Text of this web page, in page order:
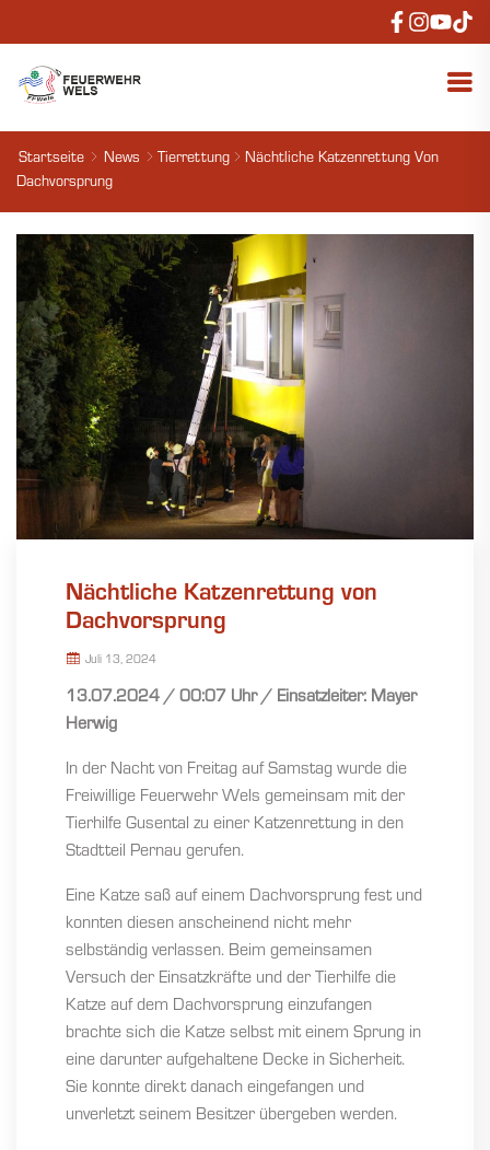
Startseite News Tierrettung
Nächtliche Katzenrettung Von
Dachvorsprung
Nächtliche Katzenrettung von
Dachvorsprung
Juli 13, 2024
13.07.2024 / 00:07 Uhr / Einsatzleiter: Mayer
Herwig
In der Nacht von Freitag auf Samstag wurde die
Freiwillige Feuerwehr Wels gemeinsam mit der
Tierhilfe Gusental zu einer Katzenrettung in den
Stadtteil Pernau gerufen.
Eine Katze saß auf einem Dachvorsprung fest und
konnten diesen anscheinend nicht mehr
selbständig verlassen. Beim gemeinsamen
Versuch der Einsatzkräfte und der Tierhilfe die
Katze auf dem Dachvorsprung einzufangen
brachte sich die Katze selbst mit einem Sprung in
eine darunter aufgehaltene Decke in Sicherheit.
Sie konnte direkt danach eingefangen und
unverletzt seinem Besitzer übergeben werden.